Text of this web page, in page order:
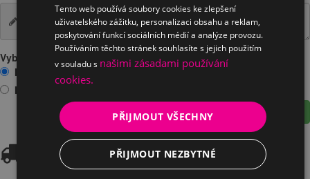
Vyberte prosím jednu z možností:
Mám zájem o vyzkoušení na prodejně
Mám zájem o zapůjčení
Odeslat žádost
Doprava
Tento web používá soubory cookies ke zlepšení
uživatelského zážitku, personalizaci obsahu a reklam,
poskytování funkcí sociálních médií a analýze provozu.
Používáním těchto stránek souhlasíte s jejich použitím
v souladu s našimi zásadami používání
cookies.
PŘIJMOUT VŠECHNY
PŘIJMOUT NEZBYTNÉ